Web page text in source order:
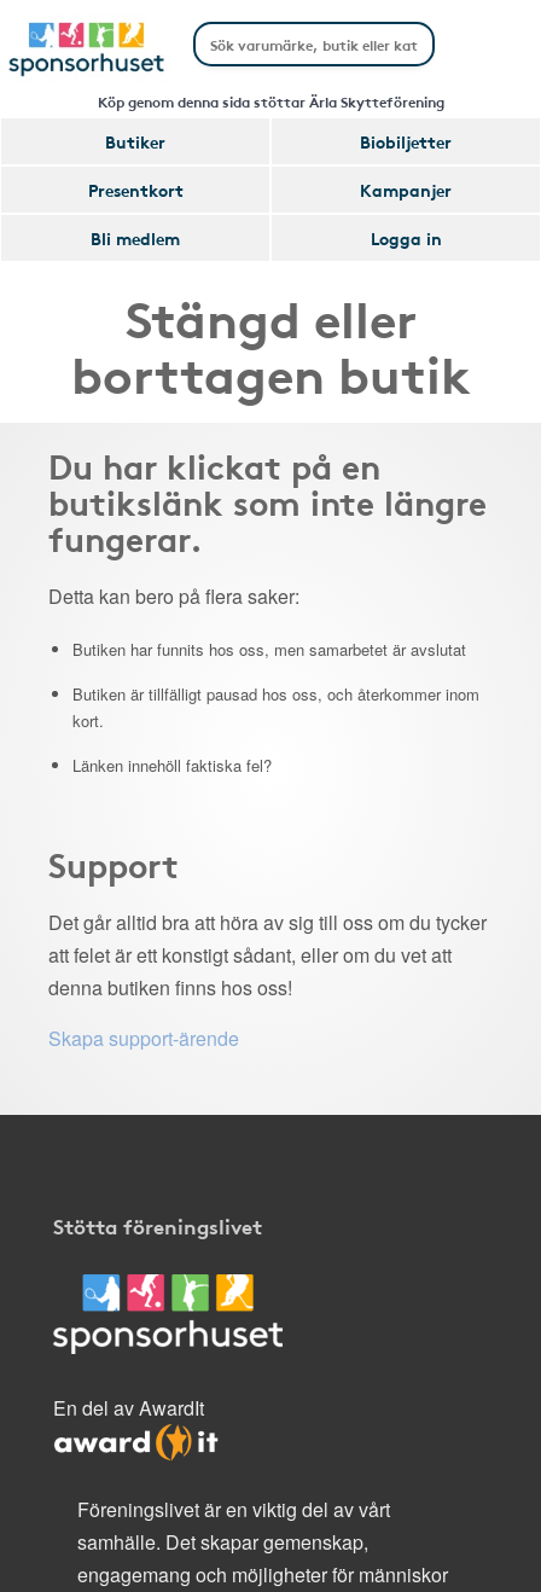
Köp genom denna sida stöttar Ärla Skytteförening
Butiker
Biobiljetter
Presentkort
Kampanjer
Bli medlem
Logga in
Stängd eller
borttagen butik
Du har klickat på en
butikslänk som inte längre
fungerar.
Detta kan bero på flera saker:
Butiken har funnits hos oss, men samarbetet är avslutat
Butiken är tillfälligt pausad hos oss, och återkommer inom
kort.
Länken innehöll faktiska fel?
Support
Det går alltid bra att höra av sig till oss om du tycker
att felet är ett konstigt sådant, eller om du vet att
denna butiken finns hos oss!
Skapa support-ärende
Stötta föreningslivet
En del av AwardIt
Föreningslivet är en viktig del av vårt
samhälle. Det skapar gemenskap,
engagemang och möjligheter för människor